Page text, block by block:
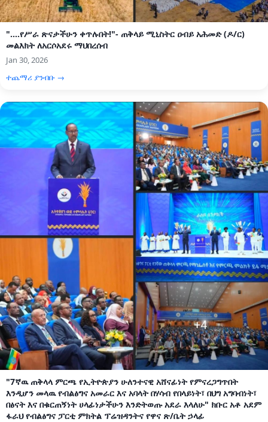
"....የሥራ ጽናታችሁን ቀጥሉበት!"- ጠቅላይ ሚኒስትር ዐብይ አሕመድ (ዶ/ር)
መልእክት ለአርሶአደሩ ማህበረሰብ
Jan 30, 2026
ተጨማሪ ያንብቡ →
"7ኛዉ ጠቅላላ ምርጫ የኢትዮጵያን ሁለንተናዊ አሸናፊነት የምናረጋግጥበት
እንዲሆን መላዉ የብልፅግና አመራር እና አባላት በሃሳብ የበላይነት፣ በህግ አግባብነት፣
በፅናት እና በቁርጠኝነት ሀላፊነታችሁን እንድትወጡ አደራ እላለሁ" ክቡር አቶ አደም
ፋራህ የብልፅግና ፓርቲ ምክትል ፕሬዝዳንትና የዋና ጽ/ቤት ኃላፊ